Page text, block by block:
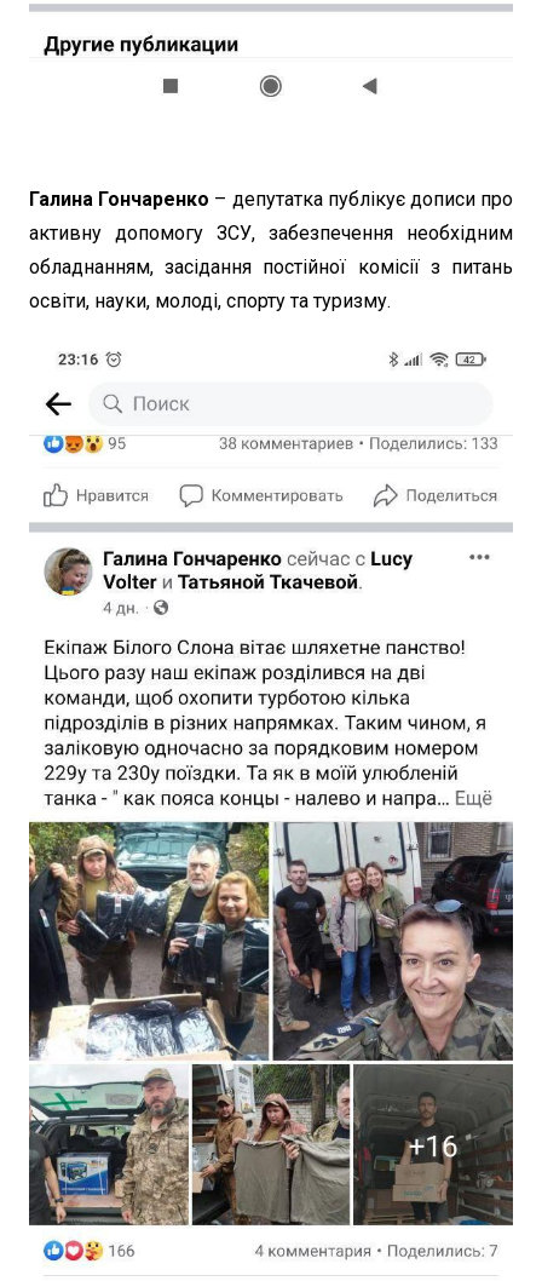
Галина Гончаренко – депутатка публікує дописи про
активну допомогу ЗСУ, забезпечення необхідним
обладнанням, засідання постійної комісії з питань
освіти, науки, молоді, спорту та туризму.